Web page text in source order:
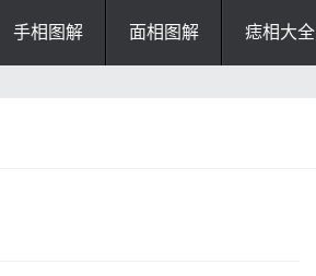
手相图解 面相图解 痣相大全